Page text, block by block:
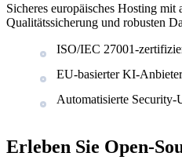
Sicheres europäisches Hosting mit
Qualitätssicherung und robusten
ISO/IEC 27001-
EU-basierter KI-Anbieter
Automatisierte Security-
Erleben Sie Open-